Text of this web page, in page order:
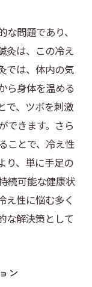
問題であり、
灸は、この冷え
では、体内の気
ら身体を温める
で、ツボを刺激
できます。さら
ことで、冷え性
り、単に手足の
続可能な健康状
え性に悩む多く
な解決策として
ン